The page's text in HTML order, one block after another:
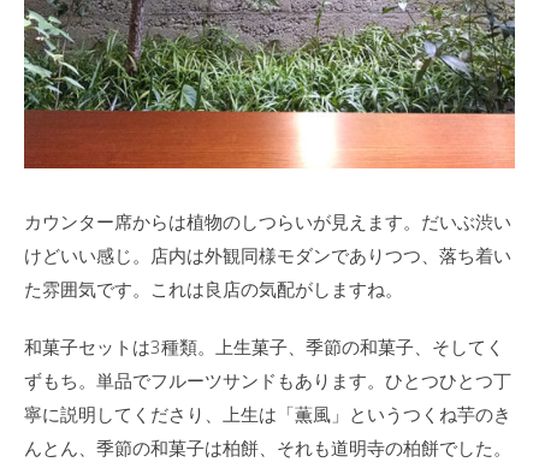
カウンター席からは植物のしつらいが見えます。だいぶ渋い
けどいい感じ。店内は外観同様モダンでありつつ、落ち着い
た雰囲気です。これは良店の気配がしますね。
和菓子セットは3種類。上生菓子、季節の和菓子、そしてく
ずもち。単品でフルーツサンドもあります。ひとつひとつ丁
寧に説明してくださり、上生は「薫風」というつくね芋のき
んとん、季節の和菓子は柏餅、それも道明寺の柏餅でした。